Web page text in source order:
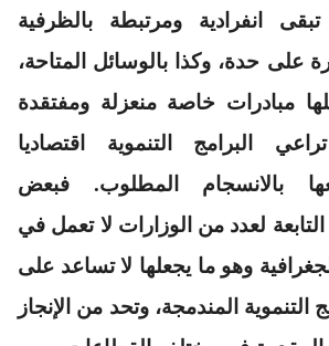
انفرادية ومرتبطة بالظرفية
على حدة، وكذا بالوسائل المتاحة،
مبادرات خاصة منعزلة ومفتقدة
البرامج التنموية اقتصاديا
بالانسجام المطلوب. فبعض
التابعة لعدد من الوزارات لا تعمل في
وهو ما يجعلها لا تساعد على
التنموية المندمجة، وتحد من الإنجاز